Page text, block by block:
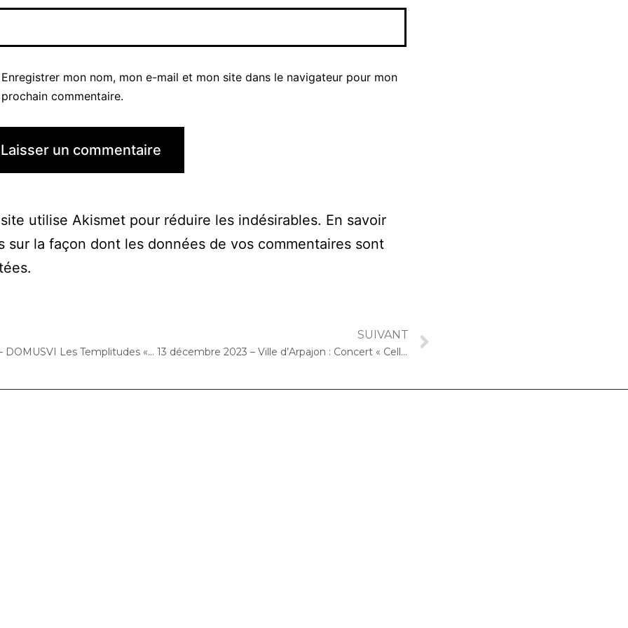
Enregistrer mon nom, mon e-mail et mon site dans le navigateur pour mon
prochain commentaire.
utilise Akismet pour réduire les indésirables. En savoir
sur la façon dont les données de vos commentaires sont
.
12 décembre 2023 – DOMUSVI Les Templitudes « Parc Clause » (Brétigny-sur-Orge) : Atelier « Chantons Ensemble »
SUIVANT
13 décembre 2023 – Ville d’Arpajon : Concert « Cello Solo »